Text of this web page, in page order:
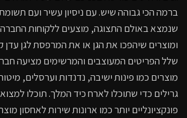
ברמה הכי גבוהה שיש. עם ניסיון עשיר ועם
שנמצא באולם התצוגה, מוצעים ללקוחות החברה
ומוצרים שיהפכו את הגן או את המרפסת לגן עדן
שלל הפריטים המעוצבים והמרשימים מציעה
מוצרים כמו פינות ישיבה, נדנדות וערסלים,
גרילים כדי שתוכלו לארח כיד המלך. תוכלו
פונקציונליים יותר כמו ארונות שירות לאחסון